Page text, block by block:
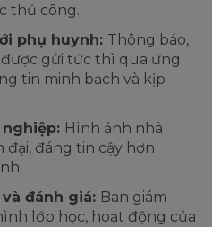
thủ công.
phụ huynh: Thông báo,
gửi tức thì qua ứng
tin minh bạch và kịp
Hình ảnh nhà
đáng tin cậy hơn
đánh giá: Ban giám
lớp học, hoạt động của